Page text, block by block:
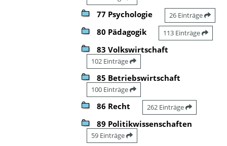
77 Psychologie 26 Einträge
80 Pädagogik 113 Einträge
83 Volkswirtschaft
102 Einträge
85 Betriebswirtschaft
100 Einträge
86 Recht 262 Einträge
89 Politikwissenschaften
59 Einträge